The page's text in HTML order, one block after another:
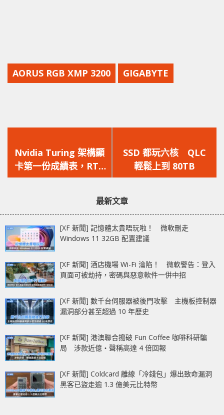
AORUS RGB XMP 3200 GIGABYTE
一
篇
文
Nvidia Turing 架構顯
卡第一份成績表，RTX
2080性能略低於Titan
一
篇
文
SSD 都玩六核 QLC
輕鬆上到 80TB
最新文章
[XF 新聞] 記憶體太貴唔玩啦！ 微軟刪走
Windows 11 32GB 配置建議
[XF 新聞] 酒店機場 Wi-Fi 淪陷！ 微軟警告：登入
頁面可被劫持，密碼與惡意軟件一併中招
[XF 新聞] 數千台伺服器被後門攻擊 主機板控制器
漏洞部分甚至超過 10 年歷史
[XF 新聞] 港澳聯合搗破 Fun Coffee 咖啡科研騙
局 涉款近億‧聲稱高達 4 倍回報
[XF 新聞] Coldcard 離線「冷錢包」爆出致命漏洞
黑客已盜走逾 1.3 億美元比特幣